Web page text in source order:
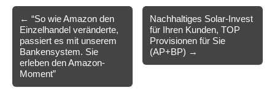
Post
navigation
← “So wie Amazon den
Einzelhandel veränderte,
passiert es mit unserem
Bankensystem. Sie
erleben den Amazon-
Moment”
Nachhaltiges Solar-Invest
für Ihren Kunden, TOP
Provisionen für Sie
(AP+BP) →